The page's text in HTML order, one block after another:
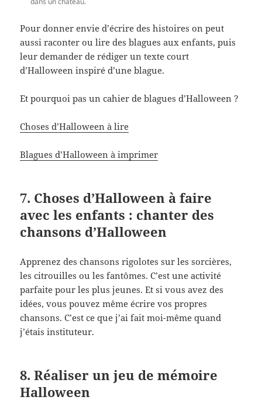
Pour donner envie d’écrire des histoires on peut
aussi raconter ou lire des blagues aux enfants, puis
leur demander de rédiger un texte court
d’Halloween inspiré d’une blague.
Et pourquoi pas un cahier de blagues d’Halloween ?
Choses d’Halloween à lire
Blagues d’Halloween à imprimer
7. Choses d’Halloween à faire
avec les enfants : chanter des
chansons d’Halloween
Apprenez des chansons rigolotes sur les sorcières,
les citrouilles ou les fantômes. C’est une activité
parfaite pour les plus jeunes. Et si vous avez des
idées, vous pouvez même écrire vos propres
chansons. C’est ce que j’ai fait moi-même quand
j’étais instituteur.
8. Réaliser un jeu de mémoire
Halloween